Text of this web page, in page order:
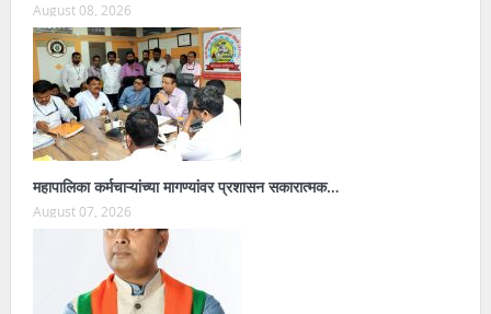
August 08, 2026
महापालिका कर्मचाऱ्यांच्या मागण्यांवर प्रशासन सकारात्मक…
August 07, 2026